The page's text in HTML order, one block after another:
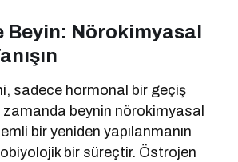
Beyin: Nörokimyasal
sadece hormonal bir geçiş
zamanda beynin nörokimyasal
bir yeniden yapılanmanın
bir süreçtir. Östrojen